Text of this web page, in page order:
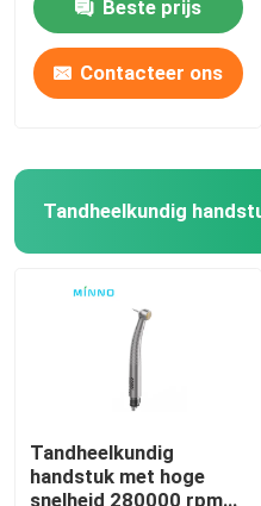
Beste prijs
Contacteer ons
Tandheelkundig
handstuk met hoge
snelheid 280000 rpm